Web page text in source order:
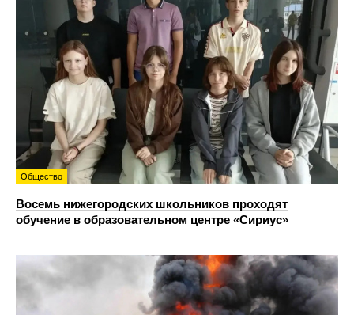
Общество
Восемь нижегородских школьников проходят
обучение в образовательном центре «Сириус»